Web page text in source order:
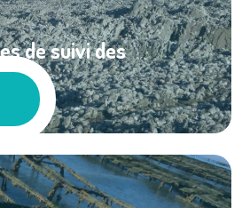
de suivi des